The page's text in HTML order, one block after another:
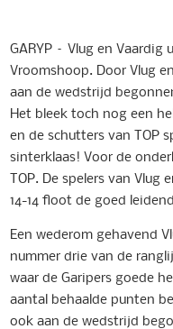
GARYP – Vlug en
Vroomshoop. Door Vlug
aan de wedstrijd
Het bleek toch nog een
en de schutters van TOP
sinterklaas! Voor de
TOP. De spelers van Vlug
14-14 floot de goed
Een wederom gehavend
nummer drie van de
waar de Garipers goede
aantal behaalde punten
ook aan de wedstrijd